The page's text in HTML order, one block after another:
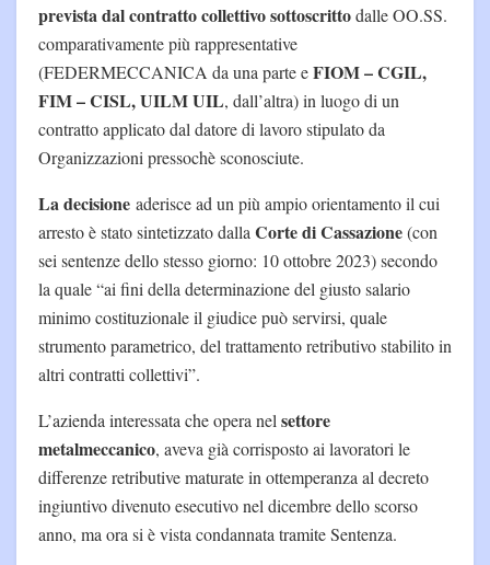
prevista dal contratto collettivo sottoscrittodalle OO.SS.
comparativamente più rappresentative
(FEDERMECCANICA da una parte eFIOM – CGIL,
FIM – CISL, UILM UIL, dall’altra) in luogo di un
contratto applicato dal datore di lavoro stipulato da
Organizzazioni pressochè sconosciute.
La decisione aderisce ad un più ampio orientamento il cui
arresto è stato sintetizzato dalla Corte di Cassazione(con
sei sentenze dello stesso giorno: 10 ottobre 2023) secondo
la quale “ai fini della determinazione del giusto salario
minimo costituzionale il giudice può servirsi, quale
strumento parametrico, del trattamento retributivo stabilito in
altri contratti collettivi”.
L’azienda interessata che opera nel settore
metalmeccanico, aveva già corrisposto ai lavoratori le
differenze retributive maturate in ottemperanza al decreto
ingiuntivo divenuto esecutivo nel dicembre dello scorso
anno, ma ora si è vista condannata tramite Sentenza.